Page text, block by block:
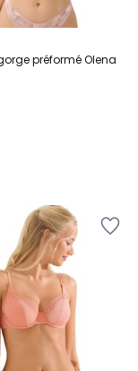
préformé Olena